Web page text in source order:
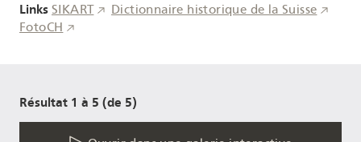
Links SIKART
Dictionnaire historique de la Suisse
FotoCH
Résultat 1 à 5 (de 5)